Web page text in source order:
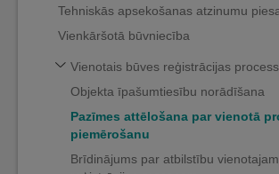
Tehniskās apsekošanas atzinumu
Vienkāršotā būvniecība
Vienotais būves reģistrācijas process
Objekta īpašumtiesību norādīšana
Pazīmes attēlošana par vienotā
piemērošanu
Brīdinājums par atbilstību